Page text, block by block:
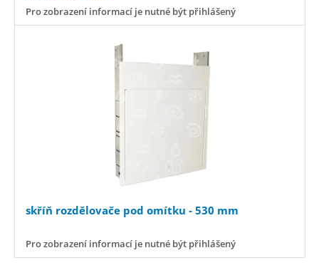
Pro zobrazení informací je nutné být přihlášený
skříň rozdělovače pod omítku - 530 mm
Pro zobrazení informací je nutné být přihlášený